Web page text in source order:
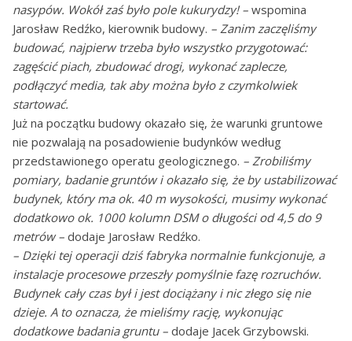
nasypów. Wokół zaś było pole kukurydzy! – wspomina
Jarosław Redźko, kierownik budowy. – Zanim zaczęliśmy
budować, najpierw trzeba było wszystko przygotować:
zagęścić piach, zbudować drogi, wykonać zaplecze,
podłączyć media, tak aby można było z czymkolwiek
startować.
Już na początku budowy okazało się, że warunki gruntowe
nie pozwalają na posadowienie budynków według
przedstawionego operatu geologicznego. – Zrobiliśmy
pomiary, badanie gruntów i okazało się, że by ustabilizować
budynek, który ma ok. 40 m wysokości, musimy wykonać
dodatkowo ok. 1000 kolumn DSM o długości od 4,5 do 9
metrów – dodaje Jarosław Redźko.
– Dzięki tej operacji dziś fabryka normalnie funkcjonuje, a
instalacje procesowe przeszły pomyślnie fazę rozruchów.
Budynek cały czas był i jest dociążany i nic złego się nie
dzieje. A to oznacza, że mieliśmy rację, wykonując
dodatkowe badania gruntu – dodaje Jacek Grzybowski.